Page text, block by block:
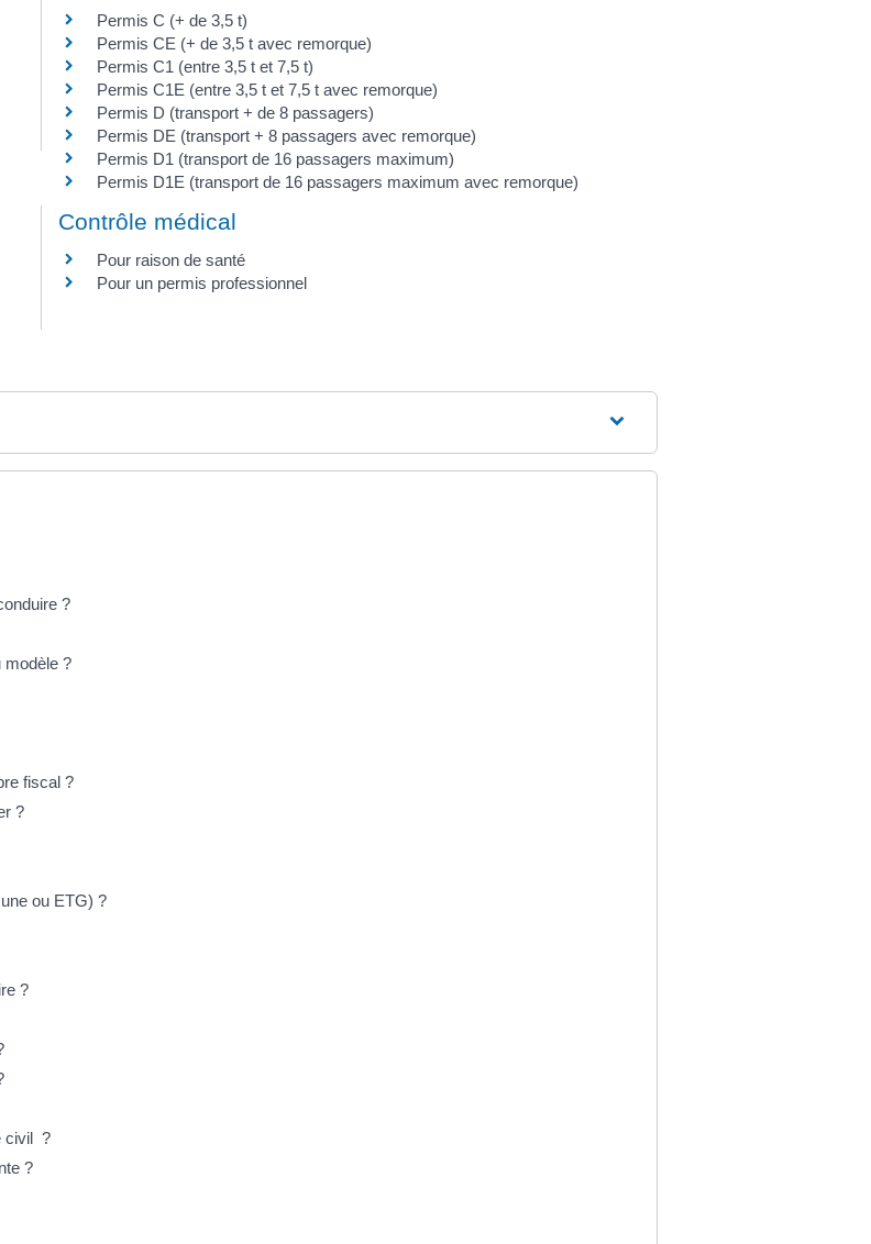
Permis C (+ de 3,5 t)
Permis CE (+ de 3,5 t avec remorque)
Permis C1 (entre 3,5 t et 7,5 t)
Permis C1E (entre 3,5 t et 7,5 t avec remorque)
Permis D (transport + de 8 passagers)
Permis DE (transport + 8 passagers avec remorque)
Permis D1 (transport de 16 passagers maximum)
Permis D1E (transport de 16 passagers maximum avec remorque)
Contrôle médical
Pour raison de santé
Pour un permis professionnel
?
modèle ?
fiscal ?
?
ou ETG) ?
?
civil ?
?